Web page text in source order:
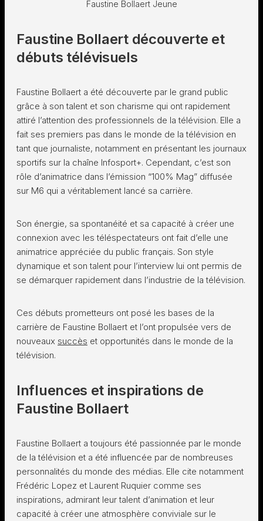
Faustine Bollaert Jeune
Faustine Bollaert découverte et
débuts télévisuels
Faustine Bollaert a été découverte par le grand public
grâce à son talent et son charisme qui ont rapidement
attiré l’attention des professionnels de la télévision. Elle a
fait ses premiers pas dans le monde de la télévision en
tant que journaliste, notamment en présentant les journaux
sportifs sur la chaîne Infosport+. Cependant, c’est son
rôle d’animatrice dans l’émission “100% Mag” diffusée
sur M6 qui a véritablement lancé sa carrière.
Son énergie, sa spontanéité et sa capacité à créer une
connexion avec les téléspectateurs ont fait d’elle une
animatrice appréciée du public français. Son style
dynamique et son talent pour l’interview lui ont permis de
se démarquer rapidement dans l’industrie de la télévision.
Ces débuts prometteurs ont posé les bases de la
carrière de Faustine Bollaert et l’ont propulsée vers de
nouveaux succès et opportunités dans le monde de la
télévision.
Influences et inspirations de
Faustine Bollaert
Faustine Bollaert a toujours été passionnée par le monde
de la télévision et a été influencée par de nombreuses
personnalités du monde des médias. Elle cite notamment
Frédéric Lopez et Laurent Ruquier comme ses
inspirations, admirant leur talent d’animation et leur
capacité à créer une atmosphère conviviale sur le